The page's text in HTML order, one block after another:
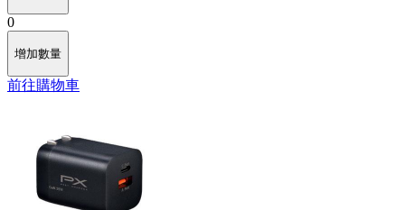
0
增加數量
前往購物車